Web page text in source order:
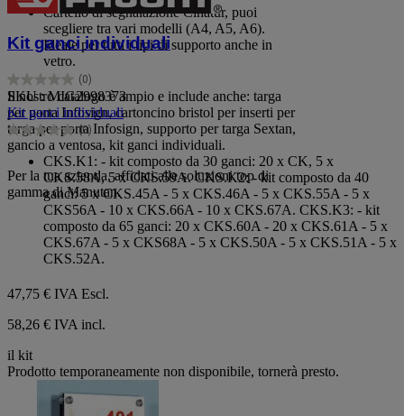
Cartello di segnalazione Cinatur, puoi
scegliere tra vari modelli (A4, A5, A6).
Ideale per tutti i tipi di supporto anche in
vetro.
Il nostro catalogo è ampio e include anche: targa
per porta Infosign, cartoncino bristol per inserti per
targa per porta Infosign, supporto per targa Sextan,
gancio a ventosa, kit ganci individuali.
Per la tua azienda, affidati alle soluzioni top di
gamma di Manutan.
Kit ganci individuali
(0)
0.0
su
5
stelle.
SKU : MIG2998373
Kit ganci individuali
(0)
0.0
su
5
stelle.
CKS.K1: - kit composto da 30 ganci: 20 x CK, 5 x
CKS.58A, 5 x CKS.59A. CKS.K2: - kit composto da 40
ganci: 5 x CKS.45A - 5 x CKS.46A - 5 x CKS.55A - 5 x
CKS56A - 10 x CKS.66A - 10 x CKS.67A. CKS.K3: - kit
composto da 65 ganci: 20 x CKS.60A - 20 x CKS.61A - 5 x
CKS.67A - 5 x CKS68A - 5 x CKS.50A - 5 x CKS.51A - 5 x
CKS.52A.
47,75 € IVA Escl.
58,26 € IVA incl.
il kit
Prodotto temporaneamente non disponibile, tornerà presto.